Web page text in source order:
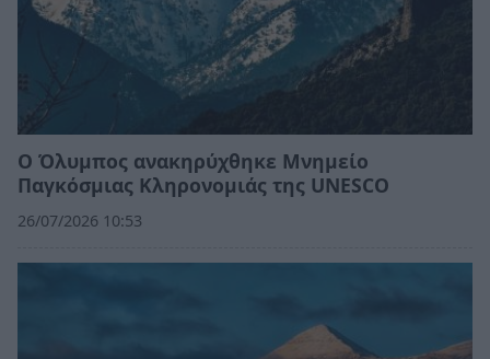
Ο Όλυμπος ανακηρύχθηκε Μνημείο
Παγκόσμιας Κληρονομιάς της UNESCO
26/07/2026 10:53